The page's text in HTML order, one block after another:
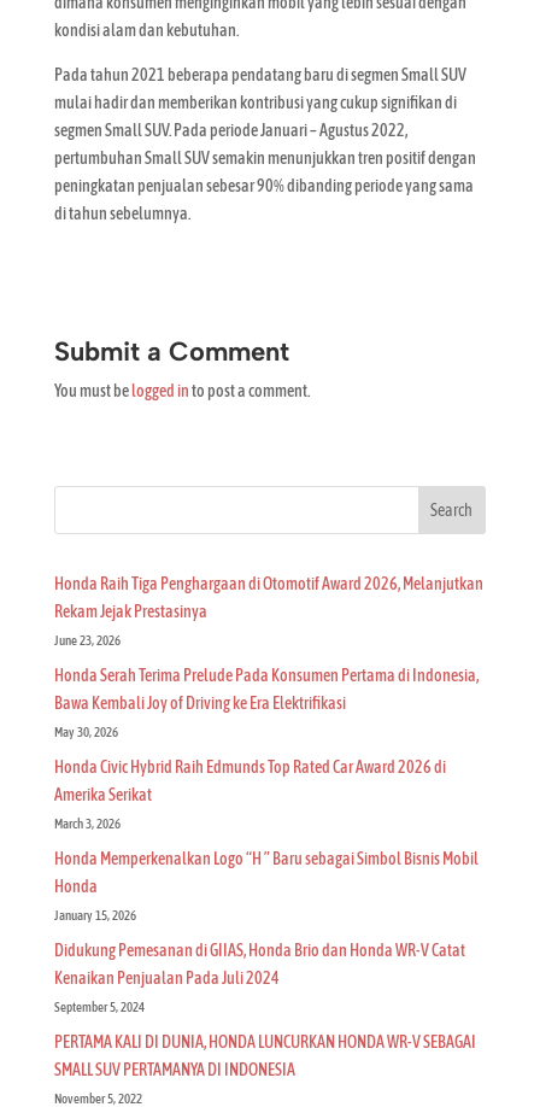
kondisi alam dan kebutuhan.
Pada tahun 2021 beberapa pendatang baru di segmen Small SUV
mulai hadir dan memberikan kontribusi yang cukup signifikan di
segmen Small SUV. Pada periode Januari – Agustus 2022,
pertumbuhan Small SUV semakin menunjukkan tren positif dengan
peningkatan penjualan sebesar 90% dibanding periode yang sama
di tahun sebelumnya.
Submit a Comment
You must belogged into post a comment.
Search
Honda Raih Tiga Penghargaan di Otomotif Award 2026, Melanjutkan
Rekam Jejak Prestasinya
June 23, 2026
Honda Serah Terima Prelude Pada Konsumen Pertama di Indonesia,
Bawa Kembali Joy of Driving ke Era Elektrifikasi
May 30, 2026
Honda Civic Hybrid Raih Edmunds Top Rated Car Award 2026 di
Amerika Serikat
March 3, 2026
Honda Memperkenalkan Logo “H ” Baru sebagai Simbol Bisnis Mobil
Honda
January 15, 2026
Didukung Pemesanan di GIIAS, Honda Brio dan Honda WR-V Catat
Kenaikan Penjualan Pada Juli 2024
September 5, 2024
PERTAMA KALI DI DUNIA, HONDA LUNCURKAN HONDA WR-V SEBAGAI
SMALL SUV PERTAMANYA DI INDONESIA
November 5, 2022